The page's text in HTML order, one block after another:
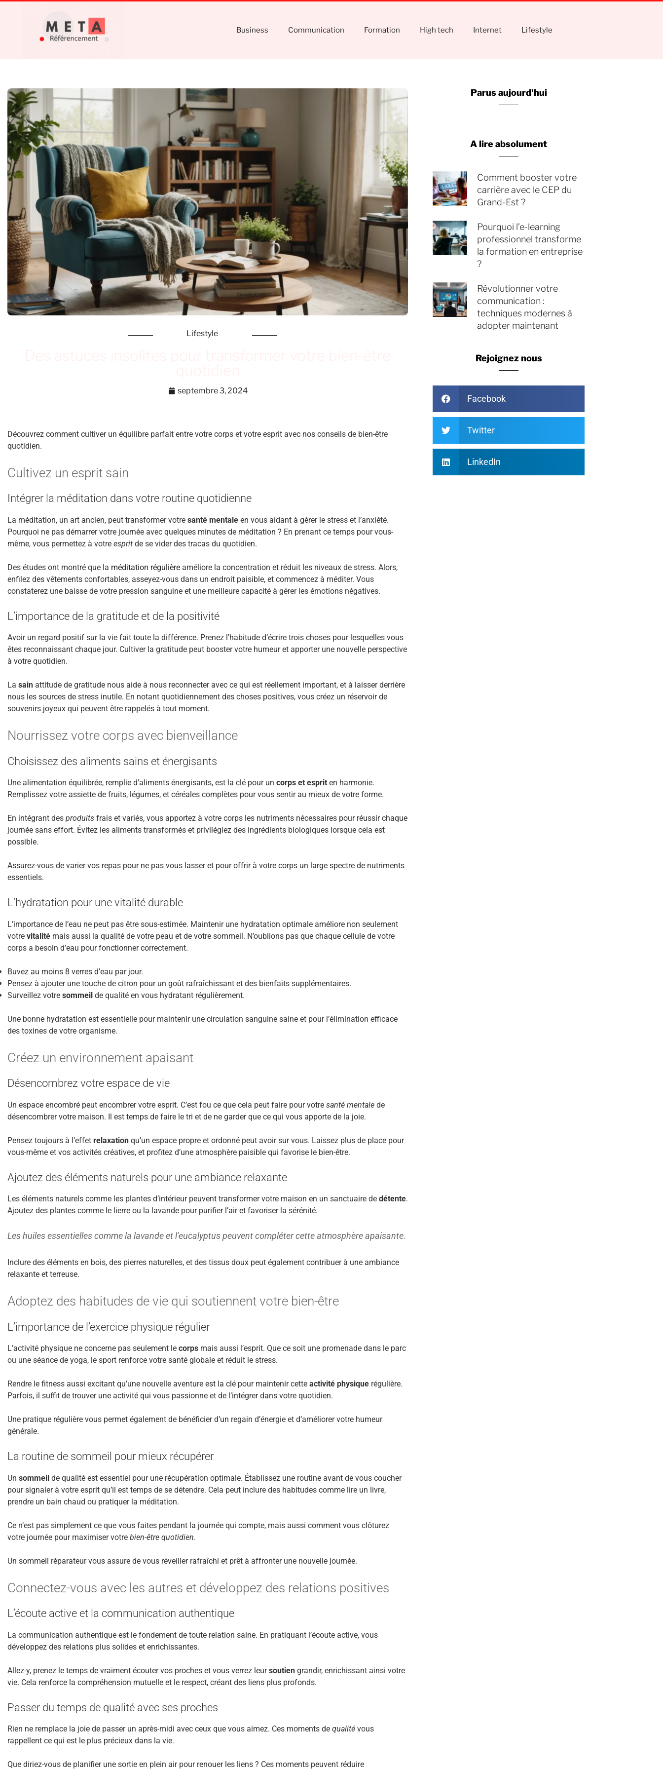
Business Communication Formation High tech Internet Lifestyle
Lifestyle
septembre 3, 2024
Découvrez comment cultiver un équilibre parfait entre votre corps et votre esprit avec nos conseils de bien-être
quotidien.
Cultivez un esprit sain
Intégrer la méditation dans votre routine quotidienne
La méditation, un art ancien, peut transformer votre santé mentale en vous aidant à gérer le stress et l’anxiété.
Pourquoi ne pas démarrer votre journée avec quelques minutes de méditation ? En prenant ce temps pour vous-
même, vous permettez à votre esprit de se vider des tracas du quotidien.
Des études ont montré que la méditation régulière améliore la concentration et réduit les niveaux de stress. Alors,
enfilez des vêtements confortables, asseyez-vous dans un endroit paisible, et commencez à méditer. Vous
constaterez une baisse de votre pression sanguine et une meilleure capacité à gérer les émotions négatives.
L’importance de la gratitude et de la positivité
Avoir un regard positif sur la vie fait toute la différence. Prenez l’habitude d’écrire trois choses pour lesquelles vous
êtes reconnaissant chaque jour. Cultiver la gratitude peut booster votre humeur et apporter une nouvelle perspective
à votre quotidien.
La sain attitude de gratitude nous aide à nous reconnecter avec ce qui est réellement important, et à laisser derrière
nous les sources de stress inutile. En notant quotidiennement des choses positives, vous créez un réservoir de
souvenirs joyeux qui peuvent être rappelés à tout moment.
Nourrissez votre corps avec bienveillance
Choisissez des aliments sains et énergisants
Une alimentation équilibrée, remplie d’aliments énergisants, est la clé pour un corps et esprit en harmonie.
Remplissez votre assiette de fruits, légumes, et céréales complètes pour vous sentir au mieux de votre forme.
En intégrant des produits frais et variés, vous apportez à votre corps les nutriments nécessaires pour réussir chaque
journée sans effort. Évitez les aliments transformés et privilégiez des ingrédients biologiques lorsque cela est
possible.
Assurez-vous de varier vos repas pour ne pas vous lasser et pour offrir à votre corps un large spectre de nutriments
essentiels.
L’hydratation pour une vitalité durable
L’importance de l’eau ne peut pas être sous-estimée. Maintenir une hydratation optimale améliore non seulement
votre vitalité mais aussi la qualité de votre peau et de votre sommeil. N’oublions pas que chaque cellule de votre
corps a besoin d’eau pour fonctionner correctement.
Buvez au moins 8 verres d’eau par jour.
Pensez à ajouter une touche de citron pour un goût rafraîchissant et des bienfaits supplémentaires.
Surveillez votre sommeil de qualité en vous hydratant régulièrement.
Une bonne hydratation est essentielle pour maintenir une circulation sanguine saine et pour l’élimination efficace
des toxines de votre organisme.
Créez un environnement apaisant
Désencombrez votre espace de vie
Un espace encombré peut encombrer votre esprit. C’est fou ce que cela peut faire pour votre santé mentale de
désencombrer votre maison. Il est temps de faire le tri et de ne garder que ce qui vous apporte de la joie.
Pensez toujours à l’effet relaxation qu’un espace propre et ordonné peut avoir sur vous. Laissez plus de place pour
vous-même et vos activités créatives, et profitez d’une atmosphère paisible qui favorise le bien-être.
Ajoutez des éléments naturels pour une ambiance relaxante
Les éléments naturels comme les plantes d’intérieur peuvent transformer votre maison en un sanctuaire de détente.
Ajoutez des plantes comme le lierre ou la lavande pour purifier l’air et favoriser la sérénité.
Les huiles essentielles comme la lavande et l’eucalyptus peuvent compléter cette atmosphère apaisante.
Inclure des éléments en bois, des pierres naturelles, et des tissus doux peut également contribuer à une ambiance
relaxante et terreuse.
Adoptez des habitudes de vie qui soutiennent votre bien-être
L’importance de l’exercice physique régulier
L’activité physique ne concerne pas seulement le corps mais aussi l’esprit. Que ce soit une promenade dans le parc
ou une séance de yoga, le sport renforce votre santé globale et réduit le stress.
Rendre le fitness aussi excitant qu’une nouvelle aventure est la clé pour maintenir cette activité physique régulière.
Parfois, il suffit de trouver une activité qui vous passionne et de l’intégrer dans votre quotidien.
Une pratique régulière vous permet également de bénéficier d’un regain d’énergie et d’améliorer votre humeur
générale.
La routine de sommeil pour mieux récupérer
Un sommeil de qualité est essentiel pour une récupération optimale. Établissez une routine avant de vous coucher
pour signaler à votre esprit qu’il est temps de se détendre. Cela peut inclure des habitudes comme lire un livre,
prendre un bain chaud ou pratiquer la méditation.
Ce n’est pas simplement ce que vous faites pendant la journée qui compte, mais aussi comment vous clôturez
votre journée pour maximiser votre bien-être quotidien.
Un sommeil réparateur vous assure de vous réveiller rafraîchi et prêt à affronter une nouvelle journée.
Connectez-vous avec les autres et développez des relations positives
L’écoute active et la communication authentique
La communication authentique est le fondement de toute relation saine. En pratiquant l’écoute active, vous
développez des relations plus solides et enrichissantes.
Allez-y, prenez le temps de vraiment écouter vos proches et vous verrez leursoutien grandir, enrichissant ainsi votre
vie. Cela renforce la compréhension mutuelle et le respect, créant des liens plus profonds.
Passer du temps de qualité avec ses proches
Rien ne remplace la joie de passer un après-midi avec ceux que vous aimez. Ces moments de qualité vous
rappellent ce qui est le plus précieux dans la vie.
Que diriez-vous de planifier une sortie en plein air pour renouer les liens ? Ces moments peuvent réduire
Parus aujourd'hui
A lire absolument
Comment booster votre
carrière avec le CEP du
Grand-Est ?
Pourquoi l’e-learning
professionnel transforme
la formation en entreprise
?
Révolutionner votre
communication :
techniques modernes à
adopter maintenant
Rejoignez nous
Facebook
Twitter
LinkedIn